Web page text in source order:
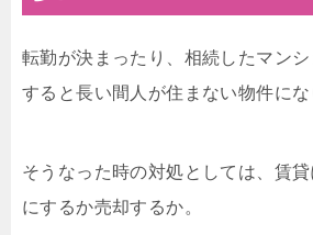
転勤が決まったり、相続したマン
すると長い間人が住まない物件にな
そうなった時の対処としては、賃
にするか売却するか。